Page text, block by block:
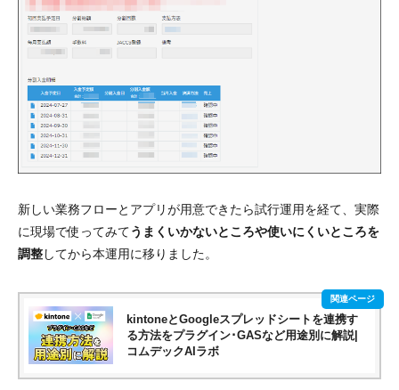
新しい業務フローとアプリが用意できたら試行運用を経て、実際
に現場で使ってみてうまくいかないところや使いにくいところを
調整してから本運用に移りました。
kintoneとGoogleスプレッドシートを連携す
る方法をプラグイン･GASなど用途別に解説|
コムデックAIラボ